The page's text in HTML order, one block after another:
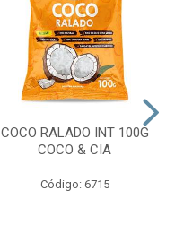
COCO RALADO INT 100G
COCO & CIA
Código: 6715